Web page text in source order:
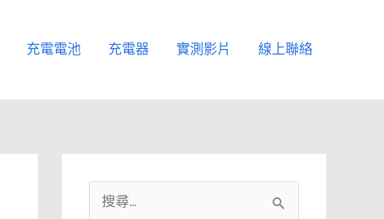
充電電池 充電器 實測影片 線上聯絡